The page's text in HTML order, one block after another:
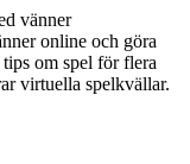
vänner
online och göra
om spel för flera
virtuella spelkvällar.